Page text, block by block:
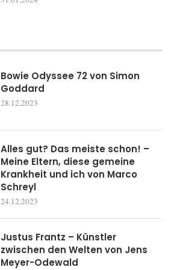
Bowie Odyssee 72 von Simon
Goddard
28.12.2023
Alles gut? Das meiste schon! –
Meine Eltern, diese gemeine
Krankheit und ich von Marco
Schreyl
24.12.2023
Justus Frantz – Künstler
zwischen den Welten von Jens
Meyer-Odewald